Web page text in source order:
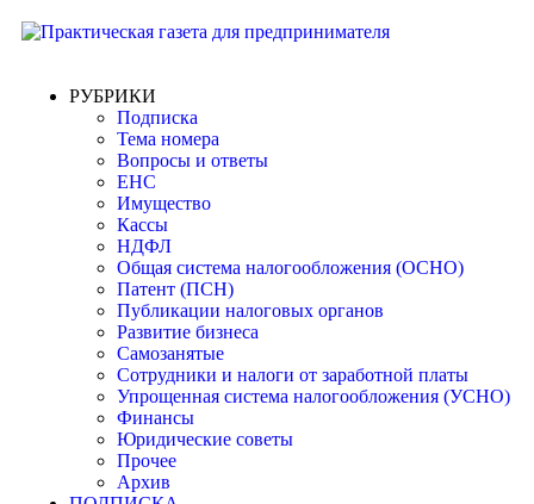
РУБРИКИ
Подписка
Тема номера
Вопросы и ответы
ЕНС
Имущество
Кассы
НДФЛ
Общая система налогообложения (ОСНО)
Патент (ПСН)
Публикации налоговых органов
Развитие бизнеса
Самозанятые
Сотрудники и налоги от заработной платы
Упрощенная система налогообложения (УСНО)
Финансы
Юридические советы
Прочее
Архив